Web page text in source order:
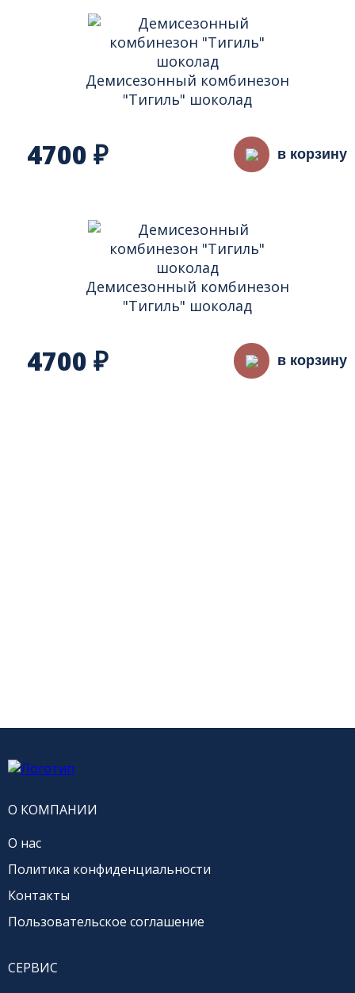
Демисезонный комбинезон
"Тигиль" шоколад
4700 ₽ в корзину
Демисезонный комбинезон
"Тигиль" шоколад
4700 ₽ в корзину
О КОМПАНИИ
О нас
Политика конфиденциальности
Контакты
Пользовательское соглашение
СЕРВИС